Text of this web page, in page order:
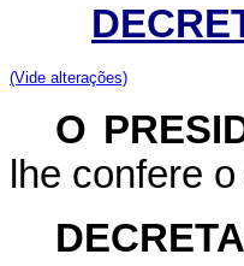
(Vide alterações)
O
lhe confere